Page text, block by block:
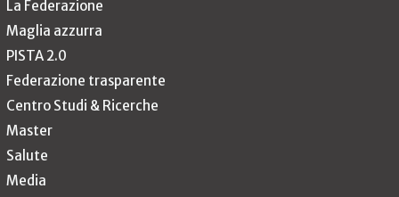
La Federazione
Maglia azzurra
PISTA 2.0
Federazione trasparente
Centro Studi & Ricerche
Master
Salute
Media